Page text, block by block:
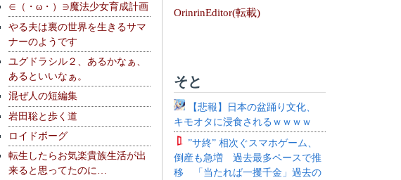
∈（・ω・）∋魔法少女育成計画
やる夫は裏の世界を生きるサマ
ナーのようです
ユグドラシル２、あるかなぁ、
あるといいなぁ。
混ぜ人の短編集
岩田聡と歩く道
ロイドボーグ
転生したらお気楽貴族生活が出
来ると思ってたのに…
OrinrinEditor(転載)
そと
【悲報】日本の盆踊り文化、
キモオタに浸食されるｗｗｗｗ
”サ終” 相次ぐスマホゲーム、
倒産も急増 過去最多ペースで推
移 「当たれば一攫千金」過去の